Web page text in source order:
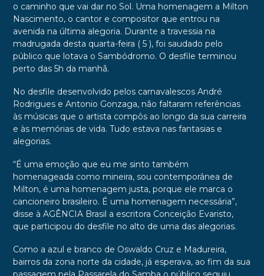
o caminho que vai dar no Sol. Uma homenagem a Milton
Nascimento, o cantor e compositor que entrou na
avenida na última alegoria. Durante a travessia na
madrugada desta quarta-feira ( 5 ), foi saudado pelo
público que lotava o Sambódromo. O desfile terminou
perto das 5h da manhã.
No desfile desenvolvido pelos carnavalescos André
Rodrigues e Antonio Gonzaga, não faltaram referências
às músicas que o artista compôs ao longo da sua carreira
e às memórias de vida. Tudo estava nas fantasias e
alegorias.
“É uma emoção que eu me sinto também
homenageada como mineira, sou contemporânea de
Milton, é uma homenagem justa, porque ele marca o
cancioneiro brasileiro. É uma homenagem necessária”,
disse à AGÊNCIA Brasil a escritora Conceição Evaristo,
que participou do desfile no alto de uma das alegorias.
Como a azul e branco de Oswaldo Cruz e Madureira,
bairros da zona norte da cidade, já esperava, ao fim da sua